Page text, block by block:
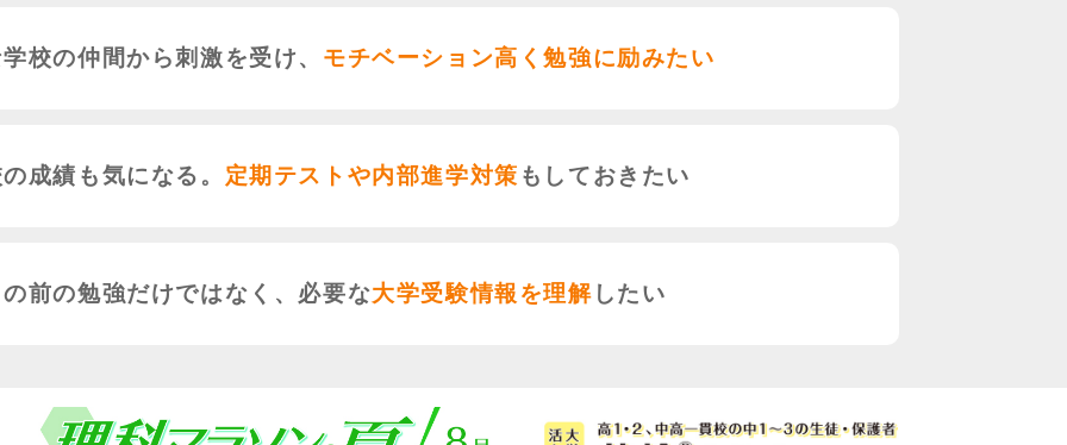
校の仲間から刺激を受け、 モチベーション高く勉強に励みたい
成績も気になる。 定期テストや内部進学対策 もしておきたい
前の勉強だけではなく、必要な大学受験情報を理解 したい